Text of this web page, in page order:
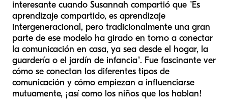
interesante cuando Susannah compartió que "Es
aprendizaje compartido, es aprendizaje
intergeneracional, pero tradicionalmente una gran
parte de ese modelo ha girado en torno a conectar
la comunicación en casa, ya sea desde el hogar, la
guardería o el jardín de infancia". Fue fascinante ver
cómo se conectan los diferentes tipos de
comunicación y cómo empiezan a influenciarse
mutuamente, ¡así como los niños que los hablan!